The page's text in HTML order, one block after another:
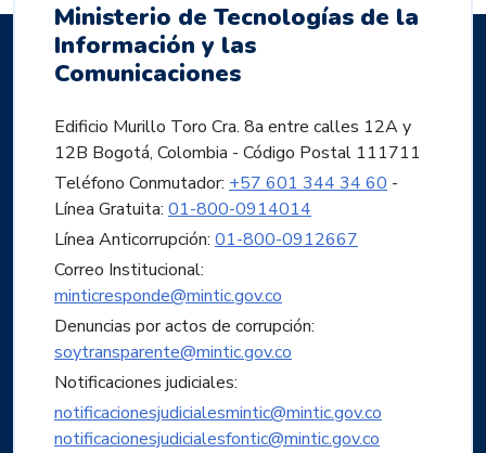
Ministerio de Tecnologías de la
Información y las
Comunicaciones
Edificio Murillo Toro Cra. 8a entre calles 12A y
12B Bogotá, Colombia - Código Postal 111711
Teléfono Conmutador: +57 601 344 34 60 -
Línea Gratuita: 01-800-0914014
Línea Anticorrupción: 01-800-0912667
Correo Institucional:
minticresponde@mintic.gov.co
Denuncias por actos de corrupción:
soytransparente@mintic.gov.co
Notificaciones judiciales:
notificacionesjudicialesmintic@mintic.gov.co
notificacionesjudicialesfontic@mintic.gov.co